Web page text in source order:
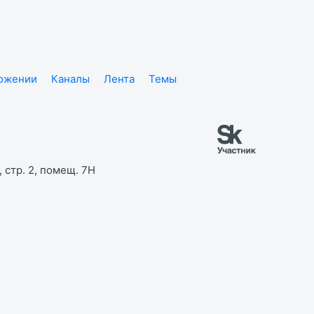
Каналы Лента
Темы
стр. 2, помещ. 7Н